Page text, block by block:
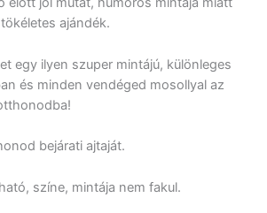
ajándék.
egy ilyen szuper mintájú, különleges
és minden vendéged mosollyal az
bejárati ajtaját.
színe, mintája nem fakul.